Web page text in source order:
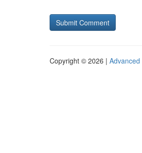
Copyright © 2026 | Advanced